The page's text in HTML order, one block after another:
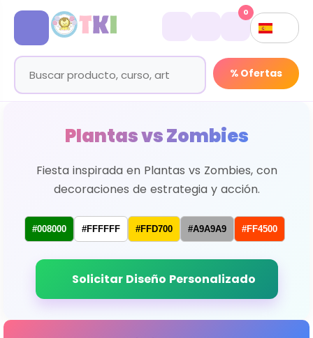
% Ofertas
0
Plantas vs Zombies
Fiesta inspirada en Plantas vs Zombies, con
decoraciones de estrategia y acción.
#008000 #FFFFFF #FFD700 #A9A9A9 #FF4500
Solicitar Diseño Personalizado